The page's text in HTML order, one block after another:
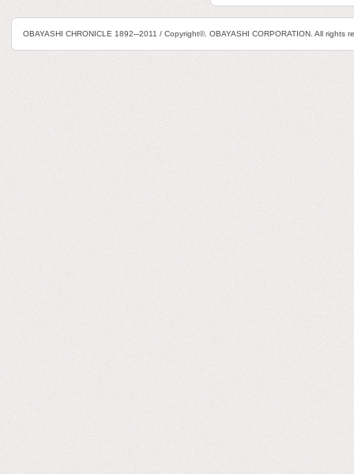
OBAYASHI CHRONICLE 1892─2011 / Copyright©. OBAYASHI CORPORATION. All rights